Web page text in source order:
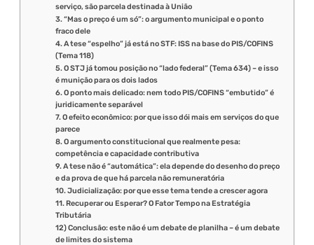
serviço, são parcela destinada à União
3. “Mas o preço é um só”: o argumento municipal e o ponto
fraco dele
4. A tese “espelho” já está no STF: ISS na base do PIS/COFINS
(Tema 118)
5. O STJ já tomou posição no “lado federal” (Tema 634) – e isso
é munição para os dois lados
6. O ponto mais delicado: nem todo PIS/COFINS “embutido” é
juridicamente separável
7. O efeito econômico: por que isso dói mais em serviços do que
parece
8. O argumento constitucional que realmente pesa:
competência e capacidade contributiva
9. A tese não é “automática”: ela depende do desenho do preço
e da prova de que há parcela não remuneratória
10. Judicialização: por que esse tema tende a crescer agora
11. Recuperar ou Esperar? O Fator Tempo na Estratégia
Tributária
12) Conclusão: este não é um debate de planilha – é um debate
de limites do sistema